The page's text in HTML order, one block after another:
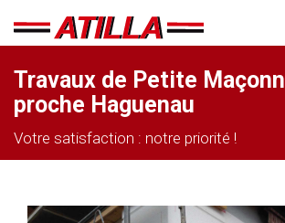
Travaux de Petite
proche Haguenau
Votre satisfaction : notre priorité !